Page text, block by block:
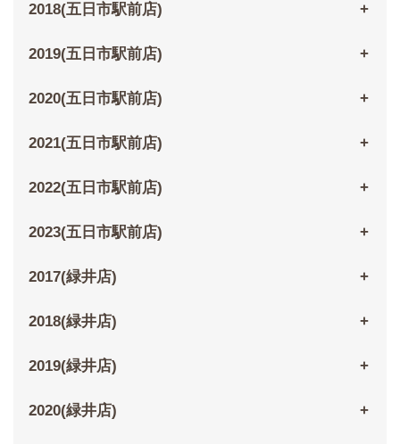
2018(五日市駅前店)
2019(五日市駅前店)
2020(五日市駅前店)
2021(五日市駅前店)
2022(五日市駅前店)
2023(五日市駅前店)
2017(緑井店)
2018(緑井店)
2019(緑井店)
2020(緑井店)